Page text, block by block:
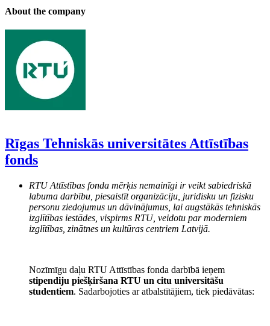
About the company
Rīgas Tehniskās universitātes Attīstības
fonds
RTU Attīstības fonda mērķis nemainīgi ir veikt sabiedriskā
labuma darbību, piesaistīt organizāciju, juridisku un fizisku
personu ziedojumus un dāvinājumus, lai augstākās tehniskās
izglītības iestādes, vispirms RTU, veidotu par moderniem
izglītības, zinātnes un kultūras centriem Latvijā.
Nozīmīgu daļu RTU Attīstības fonda darbībā ieņem
stipendiju piešķiršana RTU un citu universitāšu
studentiem. Sadarbojoties ar atbalstītājiem, tiek piedāvātas: